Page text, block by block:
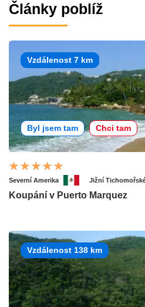
Články poblíž
Vzdálenost 7 km
Byl jsem tam Chci tam
Severní Amerika Jižní
Koupání v Puerto Marquez
Vzdálenost 138 km